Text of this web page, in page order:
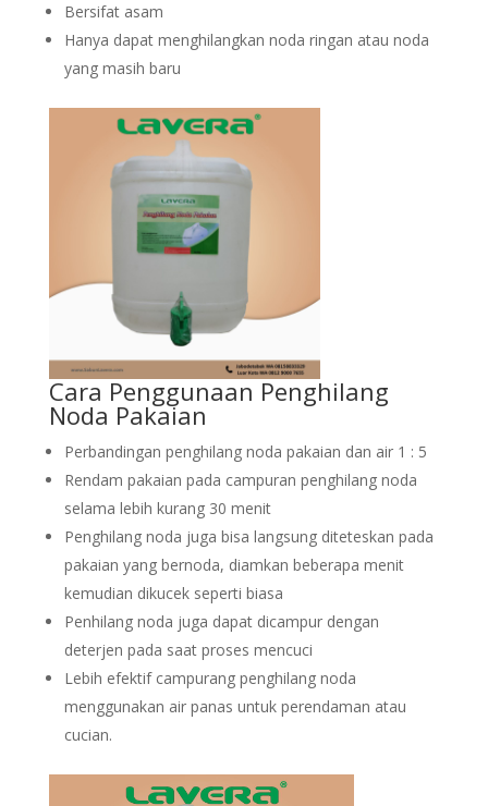
Bersifat asam
Hanya dapat menghilangkan noda ringan atau noda
yang masih baru
Cara Penggunaan Penghilang
Noda Pakaian
Perbandingan penghilang noda pakaian dan air 1 : 5
Rendam pakaian pada campuran penghilang noda
selama lebih kurang 30 menit
Penghilang noda juga bisa langsung diteteskan pada
pakaian yang bernoda, diamkan beberapa menit
kemudian dikucek seperti biasa
Penhilang noda juga dapat dicampur dengan
deterjen pada saat proses mencuci
Lebih efektif campurang penghilang noda
menggunakan air panas untuk perendaman atau
cucian.